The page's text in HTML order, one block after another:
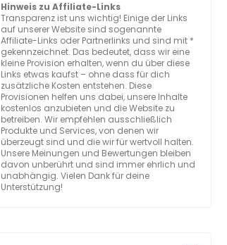
Hinweis zu Affiliate-Links
Transparenz ist uns wichtig! Einige der Links
auf unserer Website sind sogenannte
Affiliate-Links oder Partnerlinks und sind mit *
gekennzeichnet. Das bedeutet, dass wir eine
kleine Provision erhalten, wenn du über diese
Links etwas kaufst – ohne dass für dich
zusätzliche Kosten entstehen. Diese
Provisionen helfen uns dabei, unsere Inhalte
kostenlos anzubieten und die Website zu
betreiben. Wir empfehlen ausschließlich
Produkte und Services, von denen wir
überzeugt sind und die wir für wertvoll halten.
Unsere Meinungen und Bewertungen bleiben
davon unberührt und sind immer ehrlich und
unabhängig. Vielen Dank für deine
Unterstützung!